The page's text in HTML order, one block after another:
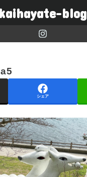
kaihayate-blog
シェア